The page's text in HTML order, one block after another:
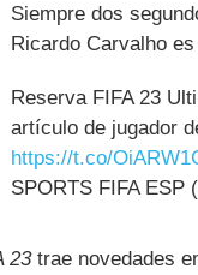
Siempre dos
Ricardo Carvalho
Reserva FIFA 23
artículo de jugador
https://t.co/
SPORTS FIFA ESP
23trae novedades